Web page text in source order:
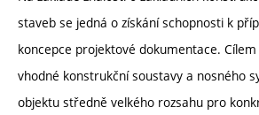
staveb se jedná o získání schopnosti k
koncepce projektové dokumentace.
vhodné konstrukční soustavy a nosného
objektu středně velkého rozsahu pro